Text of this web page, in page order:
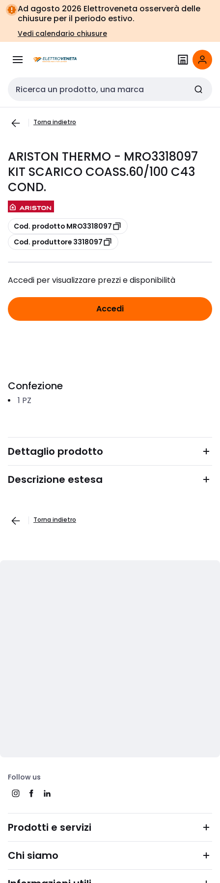
Vai alla
navigazione
Vai
alla
pagina
Ad agosto 2026 Elettroveneta osserverà delle
chiusure per il periodo estivo.
Vedi calendario chiusure
Cerca input
Torna indietro
ARISTON THERMO - MRO3318097
KIT SCARICO COASS.60/100 C43
COND.
copia
Cod. prodotto MRO3318097
copia
Cod. produttore 3318097
Accedi per visualizzare prezzi e disponibilità
Accedi
Confezione
1 PZ
Dettaglio prodotto
Descrizione estesa
Torna indietro
Follow us
Prodotti e servizi
Chi siamo